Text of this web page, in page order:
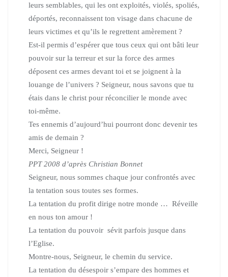
leurs semblables, qui les ont exploités, violés, spoliés,
déportés, reconnaissent ton visage dans chacune de
leurs victimes et qu’ils le regrettent amèrement ?
Est-il permis d’espérer que tous ceux qui ont bâti leur
pouvoir sur la terreur et sur la force des armes
déposent ces armes devant toi et se joignent à la
louange de l’univers ? Seigneur, nous savons que tu
étais dans le christ pour réconcilier le monde avec
toi-même.
Tes ennemis d’aujourd’hui pourront donc devenir tes
amis de demain ?
Merci, Seigneur !
PPT 2008 d’après Christian Bonnet
Seigneur, nous sommes chaque jour confrontés avec
la tentation sous toutes ses formes.
La tentation du profit dirige notre monde … Réveille
en nous ton amour !
La tentation du pouvoir sévit parfois jusque dans
l’Eglise.
Montre-nous, Seigneur, le chemin du service.
La tentation du désespoir s’empare des hommes et